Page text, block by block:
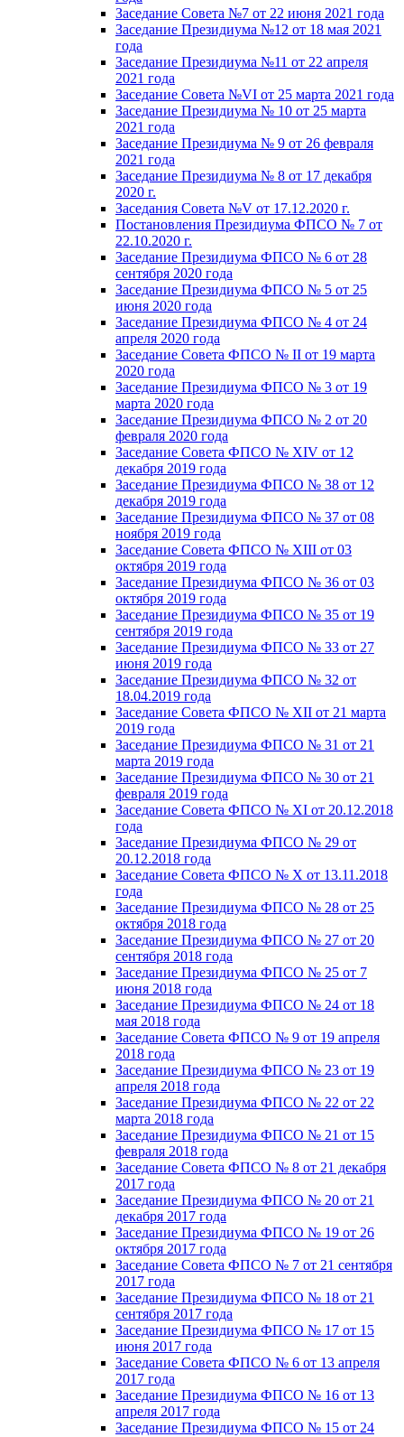
Заседание Совета №7 от 22 июня 2021 года
Заседание Президиума №12 от 18 мая 2021
года
Заседание Президиума №11 от 22 апреля
2021 года
Заседание Совета №VI от 25 марта 2021 года
Заседание Президиума № 10 от 25 марта
2021 года
Заседание Президиума № 9 от 26 февраля
2021 года
Заседание Президиума № 8 от 17 декабря
2020 г.
Заседания Совета №V от 17.12.2020 г.
Постановления Президиума ФПСО № 7 от
22.10.2020 г.
Заседание Президиума ФПСО № 6 от 28
сентября 2020 года
Заседание Президиума ФПСО № 5 от 25
июня 2020 года
Заседание Президиума ФПСО № 4 от 24
апреля 2020 года
Заседание Совета ФПСО № II от 19 марта
2020 года
Заседание Президиума ФПСО № 3 от 19
марта 2020 года
Заседание Президиума ФПСО № 2 от 20
февраля 2020 года
Заседание Совета ФПСО № XIV от 12
декабря 2019 года
Заседание Президиума ФПСО № 38 от 12
декабря 2019 года
Заседание Президиума ФПСО № 37 от 08
ноября 2019 года
Заседание Совета ФПСО № XIII от 03
октября 2019 года
Заседание Президиума ФПСО № 36 от 03
октября 2019 года
Заседание Президиума ФПСО № 35 от 19
сентября 2019 года
Заседание Президиума ФПСО № 33 от 27
июня 2019 года
Заседание Президиума ФПСО № 32 от
18.04.2019 года
Заседание Совета ФПСО № XII от 21 марта
2019 года
Заседание Президиума ФПСО № 31 от 21
марта 2019 года
Заседание Президиума ФПСО № 30 от 21
февраля 2019 года
Заседание Совета ФПСО № XI от 20.12.2018
года
Заседание Президиума ФПСО № 29 от
20.12.2018 года
Заседание Совета ФПСО № X от 13.11.2018
года
Заседание Президиума ФПСО № 28 от 25
октября 2018 года
Заседание Президиума ФПСО № 27 от 20
сентября 2018 года
Заседание Президиума ФПСО № 25 от 7
июня 2018 года
Заседание Президиума ФПСО № 24 от 18
мая 2018 года
Заседание Совета ФПСО № 9 от 19 апреля
2018 года
Заседание Президиума ФПСО № 23 от 19
апреля 2018 года
Заседание Президиума ФПСО № 22 от 22
марта 2018 года
Заседание Президиума ФПСО № 21 от 15
февраля 2018 года
Заседание Совета ФПСО № 8 от 21 декабря
2017 года
Заседание Президиума ФПСО № 20 от 21
декабря 2017 года
Заседание Президиума ФПСО № 19 от 26
октября 2017 года
Заседание Совета ФПСО № 7 от 21 сентября
2017 года
Заседание Президиума ФПСО № 18 от 21
сентября 2017 года
Заседание Президиума ФПСО № 17 от 15
июня 2017 года
Заседание Совета ФПСО № 6 от 13 апреля
2017 года
Заседание Президиума ФПСО № 16 от 13
апреля 2017 года
Заседание Президиума ФПСО № 15 от 24